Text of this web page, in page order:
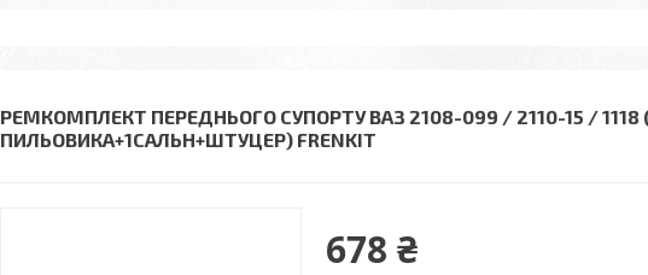
РЕМКОМПЛЕКТ ПЕРЕДНЬОГО СУПОРТУ ВАЗ 2108-099 / 2110-15 /
ПИЛЬОВИКА+1САЛЬН+ШТУЦЕР) FRENKIT
678 ₴